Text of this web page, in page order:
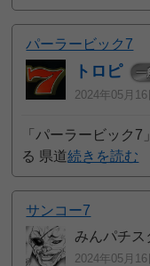
パーラービック7
トロピ 一
2024年05月
「パーラービック
る 県道続きを読む
サンコー7
みんパチス
2024年05月